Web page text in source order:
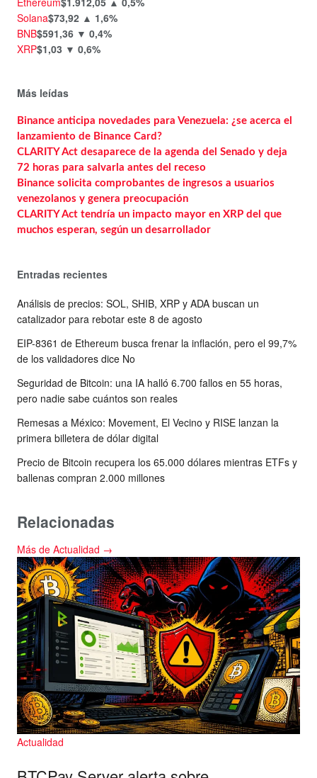
Solana$73,92 ▲ 1,6%
BNB$591,36 ▼ 0,4%
XRP$1,03 ▼ 0,6%
Más leídas
Binance anticipa novedades para Venezuela: ¿se acerca el
lanzamiento de Binance Card?
CLARITY Act desaparece de la agenda del Senado y deja
72 horas para salvarla antes del receso
Binance solicita comprobantes de ingresos a usuarios
venezolanos y genera preocupación
CLARITY Act tendría un impacto mayor en XRP del que
muchos esperan, según un desarrollador
Entradas recientes
Análisis de precios: SOL, SHIB, XRP y ADA buscan un
catalizador para rebotar este 8 de agosto
EIP-8361 de Ethereum busca frenar la inflación, pero el 99,7%
de los validadores dice No
Seguridad de Bitcoin: una IA halló 6.700 fallos en 55 horas,
pero nadie sabe cuántos son reales
Remesas a México: Movement, El Vecino y RISE lanzan la
primera billetera de dólar digital
Precio de Bitcoin recupera los 65.000 dólares mientras ETFs y
ballenas compran 2.000 millones
Relacionadas
Más de Actualidad →
Actualidad